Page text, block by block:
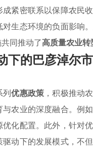
紧密联系以保障农民
生态环境的负面影响
同推动了高质量农业转
下的巴彦淖尔
列优惠政策 ，积极推动
农业的深度融合。例
化配置。此外，针对
动下的发展模式，不